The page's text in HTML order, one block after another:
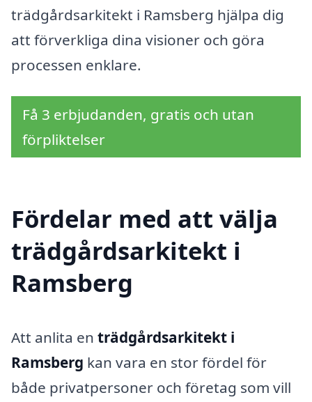
trädgårdsarkitekt i Ramsberg hjälpa dig
att förverkliga dina visioner och göra
processen enklare.
Få 3 erbjudanden, gratis och utan
förpliktelser
Fördelar med att välja
trädgårdsarkitekt i
Ramsberg
Att anlita en trädgårdsarkitekt i
Ramsberg kan vara en stor fördel för
både privatpersoner och företag som vill